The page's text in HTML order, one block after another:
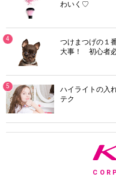
わいく♡
4
つけまつげの１
大事！ 初心者
5
ハイライトの入
テク